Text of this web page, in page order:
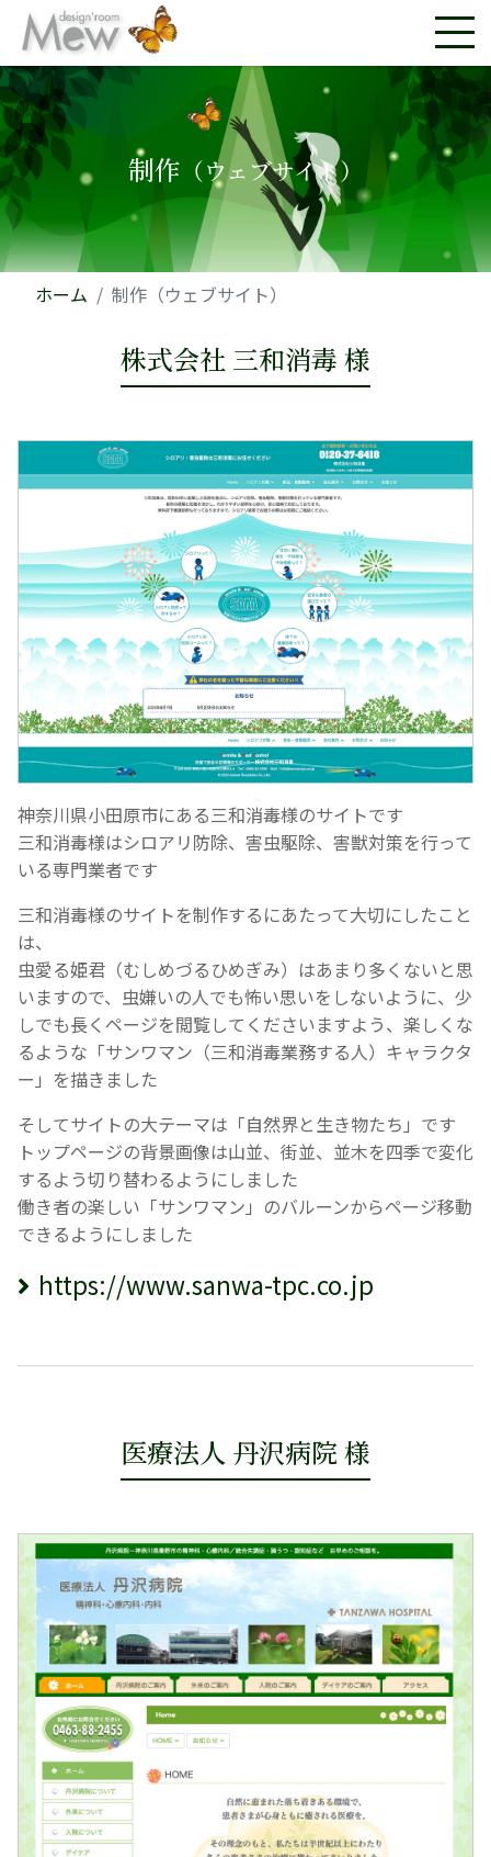
制作 （ウェブサイト）
ホーム 制作（ウェブサイト）
株式会社 三和消毒 様
神奈川県小田原市にある三和消毒様のサイトです
三和消毒様はシロアリ防除、害虫駆除、害獣対策を行って
いる専門業者です
三和消毒様のサイトを制作するにあたって大切にしたこと
は、
虫愛る姫君（むしめづるひめぎみ）はあまり多くないと思
いますので、虫嫌いの人でも怖い思いをしないように、少
しでも長くページを閲覧してくださいますよう、楽しくな
るような「サンワマン（三和消毒業務する人）キャラクタ
ー」を描きました
そしてサイトの大テーマは「自然界と生き物たち」です
トップページの背景画像は山並、街並、並木を四季で変化
するよう切り替わるようにしました
働き者の楽しい「サンワマン」のバルーンからページ移動
できるようにしました
https://www.sanwa-tpc.co.jp
医療法人 丹沢病院 様